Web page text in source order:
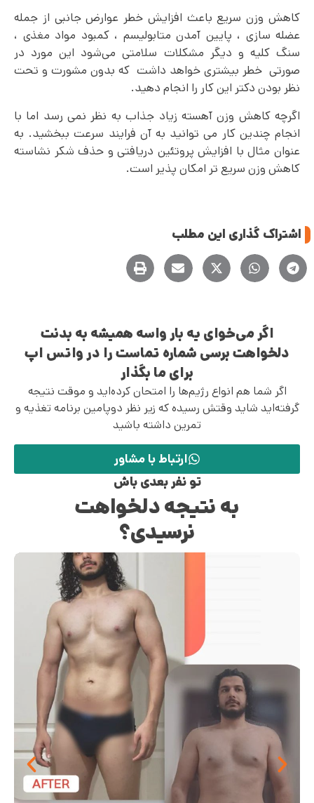
کاهش وزن سریع باعث افزایش خطر عوارض جانبی از جمله
عضله سازی ، پایین آمدن متابولیسم ، کمبود مواد مغذی ،
سنگ کلیه و دیگر مشکلات سلامتی می‌شود این مورد در
صورتی خطر بیشتری خواهد داشت که بدون مشورت و تحت
نظر بودن دکتر این کار را انجام دهید.
اگرچه کاهش وزن آهسته زیاد جذاب به نظر نمی رسد اما با
انجام چندین کار می‌ توانید به آن فرایند سرعت ببخشید. به
عنوان مثال با افزایش پروتئین دریافتی و حذف شکر نشاسته
کاهش وزن سریع تر امکان پذیر است.
اشتراک گذاری این مطلب
اگر می‌خوای یه بار واسه همیشه به بدنت
دلخواهت برسی شماره تماست را در واتس اپ
برای ما بگذار
اگر شما هم انواع رژیم‌ها را امتحان کرده‌اید و موقت نتیجه
گرفته‌اید شاید وقتش رسیده که زیر نظر دوپامین برنامه تغذیه و
تمرین داشته باشید
ارتباط با مشاور
تو نفر بعدی باش
به نتیجه دلخواهت
نرسیدی؟